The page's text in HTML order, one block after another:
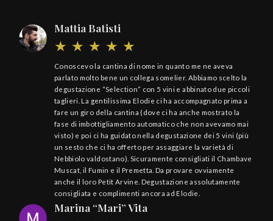
Mattia Batisti
Conoscevo la cantina di nome in quanto me ne aveva
parlato molto bene un collega somelier. Abbiamo scelto la
degustazione “Selection” con 5 vini e abbinato due piccoli
taglieri. La gentilissima Elodie ci ha accompagnato prima a
fare un giro della cantina (dove ci ha anche mostrato la
fase di imbottigliamento automatico che non avevamo mai
visto) e poi ci ha guidato nella degustazione dei 5 vini (più
un sesto che ci ha offerto per assaggiare la varietà di
Nebbiolo valdostano). Sicuramente consigliati il Chambave
Muscat, il Fumin e il Premetta. Da provare ovviamente
anche il loro Petit Arvine. Degustazione assolutamente
consigliata e complimenti ancora ad Elodie.
Marina “Mari” Vita